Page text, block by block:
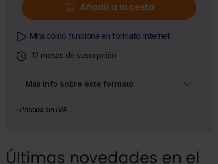
Añadir a la cesta
Mira cómo funciona en formato Internet
12 meses de suscripción
Más info sobre este formato
*Precios sin IVA
Últimas novedades en el